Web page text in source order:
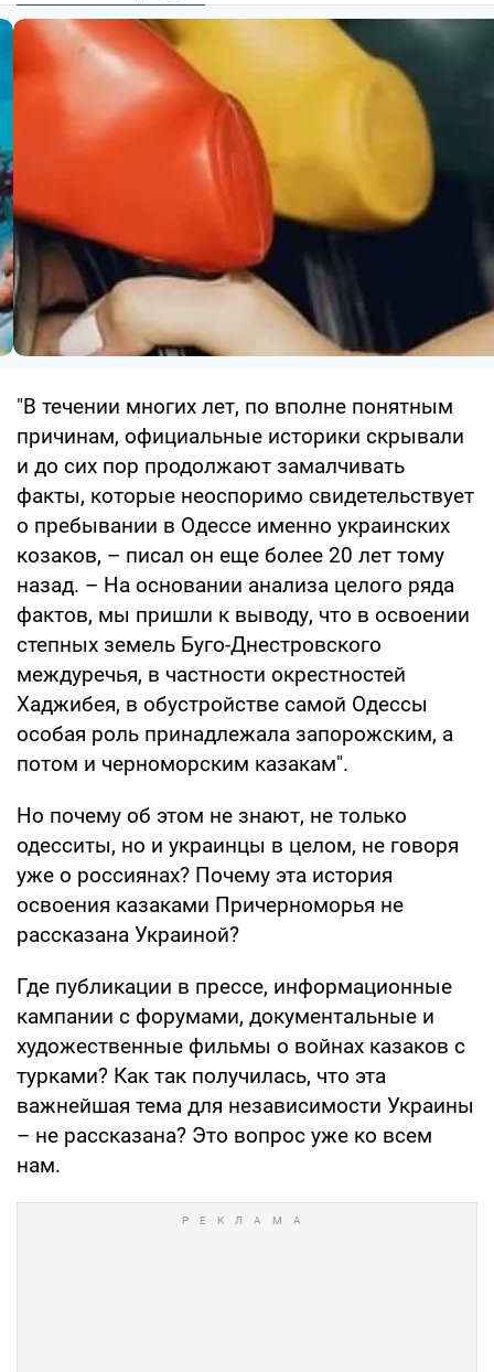
"В течении многих лет, по вполне понятным
причинам, официальные историки скрывали
и до сих пор продолжают замалчивать
факты, которые неоспоримо свидетельствует
о пребывании в Одессе именно украинских
козаков, – писал он еще более 20 лет тому
назад. – На основании анализа целого ряда
фактов, мы пришли к выводу, что в освоении
степных земель Буго-Днестровского
междуречья, в частности окрестностей
Хаджибея, в обустройстве самой Одессы
особая роль принадлежала запорожским, а
потом и черноморским казакам".
Но почему об этом не знают, не только
одесситы, но и украинцы в целом, не говоря
уже о россиянах? Почему эта история
освоения казаками Причерноморья не
рассказана Украиной?
Где публикации в прессе, информационные
кампании с форумами, документальные и
художественные фильмы о войнах казаков с
турками? Как так получилась, что эта
важнейшая тема для независимости Украины
– не рассказана? Это вопрос уже ко всем
нам.